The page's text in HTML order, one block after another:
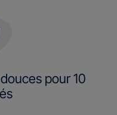
pour 10